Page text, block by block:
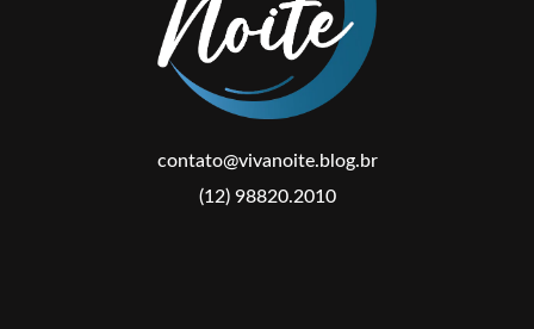
contato@vivanoite.blog.br
(12) 98820.2010